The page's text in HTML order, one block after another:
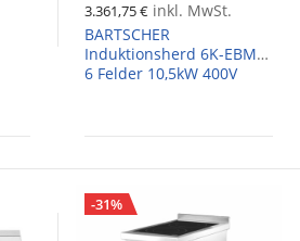
3.361,75 € inkl. MwSt.
BARTSCHER
Induktionsherd 6K-EBMF,
6 Felder 10,5kW 400V
-31%